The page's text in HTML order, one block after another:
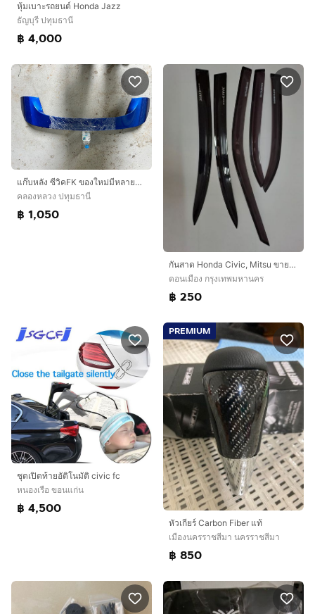
หุ้มเบาะรถยนต์ Honda Jazz
ธัญบุรี ปทุมธานี
฿ 4,000
แก๊บหลัง ซีวิคFK ของใหม่มีหลายสี แท้ๆ
คลองหลวง ปทุมธานี
฿ 1,050
กันสาด Honda Civic, Mitsu ขายเหมา
ดอนเมือง กรุงเทพมหานคร
฿ 250
ชุดเปิดท้ายอัติโนมัติ civic fc
หนองเรือ ขอนแก่น
฿ 4,500
PREMIUM
หัวเกียร์ Carbon Fiber แท้
เมืองนครราชสีมา นครราชสีมา
฿ 850